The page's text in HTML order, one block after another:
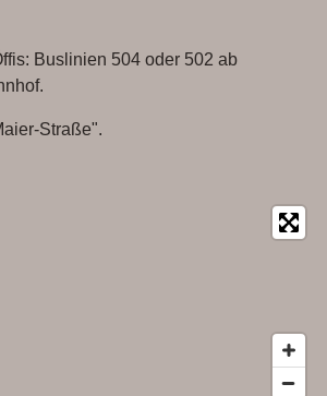
Buslinien 504 oder 502 ab
Straße".